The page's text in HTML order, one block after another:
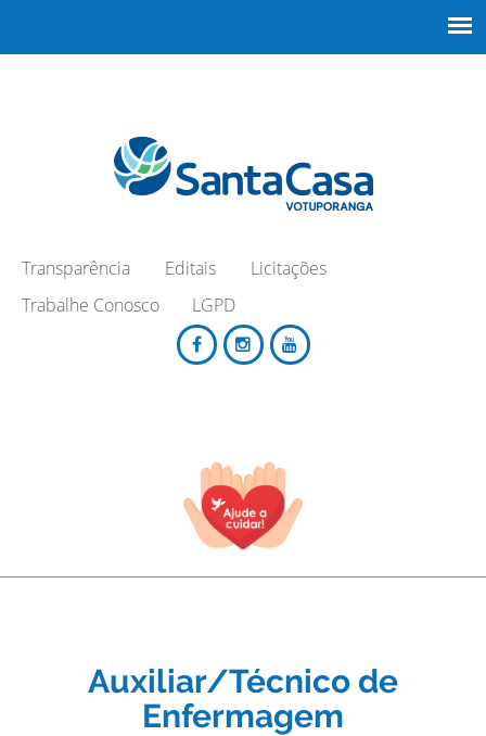
Transparência Editais
Licitações
Trabalhe Conosco
LGPD
Auxiliar/Técnico de
Enfermagem